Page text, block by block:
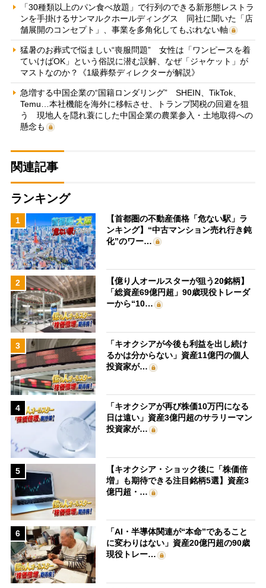
「30種類以上のパン食べ放題」で行列のできる新形態レストラ
ンを手掛けるサンマルクホールディングス 同社に聞いた「店
舗展開のコンセプト」、事業を多角化してもぶれない軸
猛暑のお葬式で悩ましい“喪服問題” 女性は「ワンピースを着
ていけばOK」という俗説に潜む誤解、なぜ「ジャケット」が
マストなのか？《1級葬祭ディレクターが解説》
急増する中国企業の“国籍ロンダリング” SHEIN、TikTok、
Temu…本社機能を海外に移転させ、トランプ関税の回避を狙
う 現地人を隠れ蓑にした中国企業の農業参入・土地取得への
懸念も
関連記事
ランキング
1
【首都圏の不動産価格「危ない駅」ラ
ンキング】“中古マンション売れ行き鈍
化”のワー…
2
【億り人オールスターが狙う20銘柄】
「総資産69億円超」90歳現役トレーダ
ーから“10…
3
「キオクシアが今後も利益を出し続け
るかは分からない」資産11億円の個人
投資家が…
4
「キオクシアが再び株価10万円になる
日は遠い」資産3億円超のサラリーマン
投資家が…
5
【キオクシア・ショック後に「株価倍
増」も期待できる注目銘柄5選】資産3
億円超・…
6
「AI・半導体関連が“本命”であること
に変わりはない」資産20億円超の90歳
現役トレー…